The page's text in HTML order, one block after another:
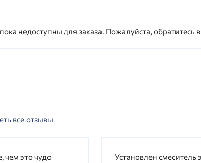
недоступны для заказа. Пожалуйста,
все отзывы
чем это чудо
Установлен